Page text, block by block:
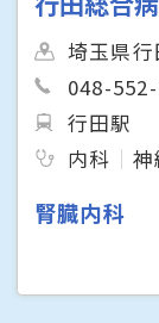
埼玉県
048-
行田駅
内科
神
腎臓内科